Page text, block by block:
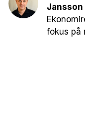
Jansson
fokus på